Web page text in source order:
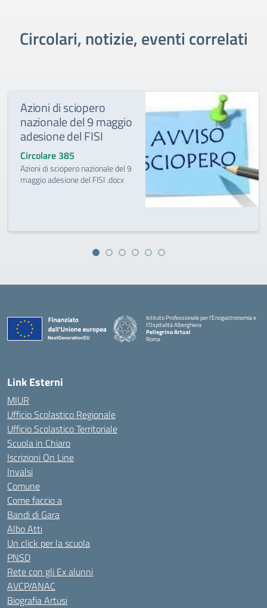
Circolari, notizie, eventi correlati
Azioni di sciopero
nazionale del 9 maggio
adesione del FISI
Circolare 385
Azioni di sciopero nazionale del 9
maggio adesione del FISI .docx
Istituto Professionale per l'Enogastronomia e
l'Ospitalità Alberghiera
Pellegrino Artusi
Roma
Link Esterni
MIUR
Ufficio Scolastico Regionale
Ufficio Scolastico Territoriale
Scuola in Chiaro
Iscrizioni On Line
Invalsi
Comune
Come faccio a
Bandi di Gara
Albo Atti
Un click per la scuola
PNSD
Rete con gli Ex alunni
AVCP/ANAC
Biografia Artusi